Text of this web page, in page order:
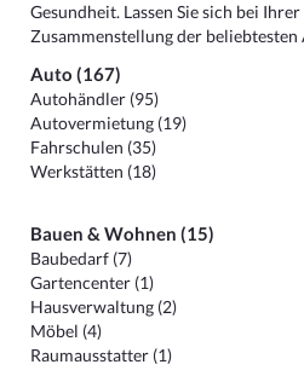
Gesundheit. Lassen Sie sich bei
Zusammenstellung der
Auto (167)
Autohändler (95)
Autovermietung (19)
Fahrschulen (35)
Werkstätten (18)
Bauen & Wohnen (15)
Baubedarf (7)
Gartencenter (1)
Hausverwaltung (2)
Möbel (4)
Raumausstatter (1)